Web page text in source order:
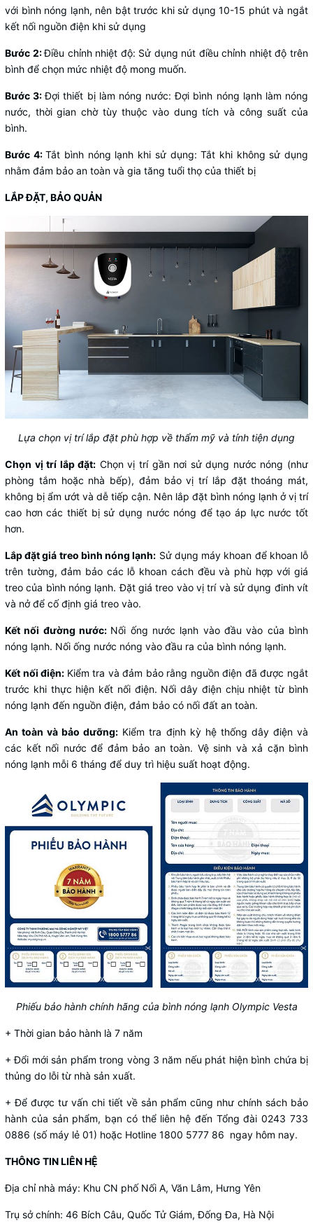
với bình nóng lạnh, nên bật trước khi sử dụng 10-15 phút và ngắt
kết nối nguồn điện khi sử dụng
Bước 2:Điều chỉnh nhiệt độ: Sử dụng nút điều chỉnh nhiệt độ trên
bình để chọn mức nhiệt độ mong muốn.
Bước 3:Đợi thiết bị làm nóng nước: Đợi bình nóng lạnh làm nóng
nước, thời gian chờ tùy thuộc vào dung tích và công suất của
bình.
Bước 4:Tắt bình nóng lạnh khi sử dụng: Tắt khi không sử dụng
nhằm đảm bảo an toàn và gia tăng tuổi thọ của thiết bị
LẮP ĐẶT, BẢO QUẢN
Lựa chọn vị trí lắp đặt phù hợp về thẩm mỹ và tính tiện dụng
Chọn vị trí lắp đặt: Chọn vị trí gần nơi sử dụng nước nóng (như
phòng tắm hoặc nhà bếp), đảm bảo vị trí lắp đặt thoáng mát,
không bị ẩm ướt và dễ tiếp cận. Nên lắp đặt bình nóng lạnh ở vị trí
cao hơn các thiết bị sử dụng nước nóng để tạo áp lực nước tốt
hơn.
Lắp đặt giá treo bình nóng lạnh: Sử dụng máy khoan để khoan lỗ
trên tường, đảm bảo các lỗ khoan cách đều và phù hợp với giá
treo của bình nóng lạnh. Đặt giá treo vào vị trí và sử dụng đinh vít
và nở để cố định giá treo vào.
Kết nối đường nước: Nối ống nước lạnh vào đầu vào của bình
nóng lạnh. Nối ống nước nóng vào đầu ra của bình nóng lạnh.
Kết nối điện: Kiểm tra và đảm bảo rằng nguồn điện đã được ngắt
trước khi thực hiện kết nối điện. Nối dây điện chịu nhiệt từ bình
nóng lạnh đến nguồn điện, đảm bảo có nối đất an toàn.
An toàn và bảo dưỡng: Kiểm tra định kỳ hệ thống dây điện và
các kết nối nước để đảm bảo an toàn. Vệ sinh và xả cặn bình
nóng lạnh mỗi 6 tháng để duy trì hiệu suất hoạt động.
Phiếu bảo hành chính hãng của bình nóng lạnh Olympic Vesta
+ Thời gian bảo hành là 7 năm
+ Đổi mới sản phẩm trong vòng 3 năm nếu phát hiện bình chứa bị
thủng do lỗi từ nhà sản xuất.
+ Để được tư vấn chi tiết về sản phẩm cũng như chính sách bảo
hành của sản phẩm, bạn có thể liên hệ đến Tổng đài 0243 733
0886 (số máy lẻ 01) hoặc Hotline 1800 5777 86 ngay hôm nay.
THÔNG TIN LIÊN HỆ
Địa chỉ nhà máy: Khu CN phố Nối A, Văn Lâm, Hưng Yên
Trụ sở chính: 46 Bích Câu, Quốc Tử Giám, Đống Đa, Hà Nội